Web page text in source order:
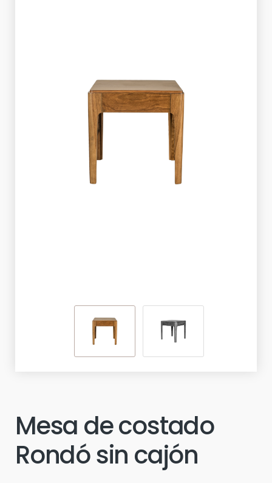
Mesa de costado
Rondó sin cajón